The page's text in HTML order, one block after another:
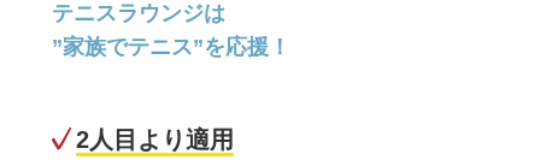
テニスラウンジは
”家族でテニス”を応援！
2人目より適用